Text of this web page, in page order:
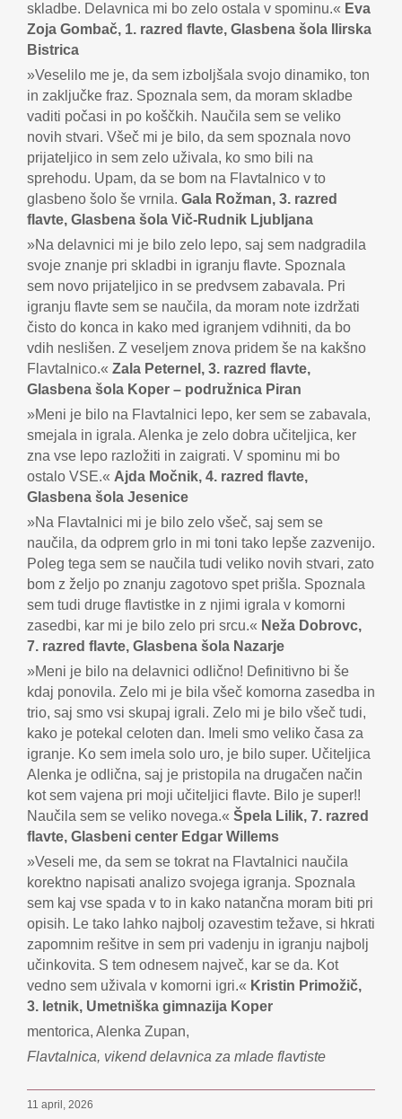
skladbe. Delavnica mi bo zelo ostala v spominu.« Eva
Zoja Gombač, 1. razred flavte, Glasbena šola Ilirska
Bistrica
»Veselilo me je, da sem izboljšala svojo dinamiko, ton
in zaključke fraz. Spoznala sem, da moram skladbe
vaditi počasi in po koščkih. Naučila sem se veliko
novih stvari. Všeč mi je bilo, da sem spoznala novo
prijateljico in sem zelo uživala, ko smo bili na
sprehodu. Upam, da se bom na Flavtalnico v to
glasbeno šolo še vrnila. Gala Rožman, 3. razred
flavte, Glasbena šola Vič-Rudnik Ljubljana
»Na delavnici mi je bilo zelo lepo, saj sem nadgradila
svoje znanje pri skladbi in igranju flavte. Spoznala
sem novo prijateljico in se predvsem zabavala. Pri
igranju flavte sem se naučila, da moram note izdržati
čisto do konca in kako med igranjem vdihniti, da bo
vdih neslišen. Z veseljem znova pridem še na kakšno
Flavtalnico.« Zala Peternel, 3. razred flavte,
Glasbena šola Koper – podružnica Piran
»Meni je bilo na Flavtalnici lepo, ker sem se zabavala,
smejala in igrala. Alenka je zelo dobra učiteljica, ker
zna vse lepo razložiti in zaigrati. V spominu mi bo
ostalo VSE.« Ajda Močnik, 4. razred flavte,
Glasbena šola Jesenice
»Na Flavtalnici mi je bilo zelo všeč, saj sem se
naučila, da odprem grlo in mi toni tako lepše zazvenijo.
Poleg tega sem se naučila tudi veliko novih stvari, zato
bom z željo po znanju zagotovo spet prišla. Spoznala
sem tudi druge flavtistke in z njimi igrala v komorni
zasedbi, kar mi je bilo zelo pri srcu.« Neža Dobrovc,
7. razred flavte, Glasbena šola Nazarje
»Meni je bilo na delavnici odlično! Definitivno bi še
kdaj ponovila. Zelo mi je bila všeč komorna zasedba in
trio, saj smo vsi skupaj igrali. Zelo mi je bilo všeč tudi,
kako je potekal celoten dan. Imeli smo veliko časa za
igranje. Ko sem imela solo uro, je bilo super. Učiteljica
Alenka je odlična, saj je pristopila na drugačen način
kot sem vajena pri moji učiteljici flavte. Bilo je super!!
Naučila sem se veliko novega.« Špela Lilik, 7. razred
flavte, Glasbeni center Edgar Willems
»Veseli me, da sem se tokrat na Flavtalnici naučila
korektno napisati analizo svojega igranja. Spoznala
sem kaj vse spada v to in kako natančna moram biti pri
opisih. Le tako lahko najbolj ozavestim težave, si hkrati
zapomnim rešitve in sem pri vadenju in igranju najbolj
učinkovita. S tem odnesem največ, kar se da. Kot
vedno sem uživala v komorni igri.« Kristin Primožič,
3. letnik, Umetniška gimnazija Koper
mentorica, Alenka Zupan,
Flavtalnica, vikend delavnica za mlade flavtiste
11 april, 2026